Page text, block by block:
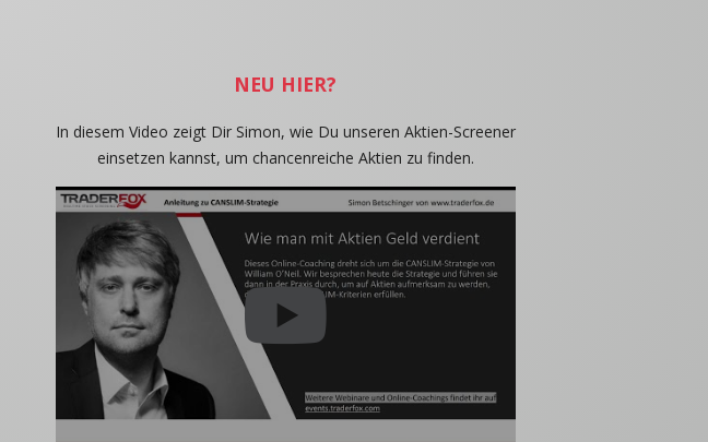
NEU HIER?
In diesem Video zeigt Dir Simon, wie Du unseren Aktien-Screener
einsetzen kannst, um chancenreiche Aktien zu finden.